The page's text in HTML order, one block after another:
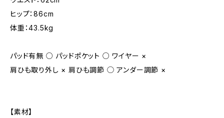
ヒップ：86cm
体重：43.5kg
パッド有無 ○ パッドポケット ○ ワイヤー ×
肩ひも取り外し × 肩ひも調節 ◯ アンダー調節 ×
【素材】